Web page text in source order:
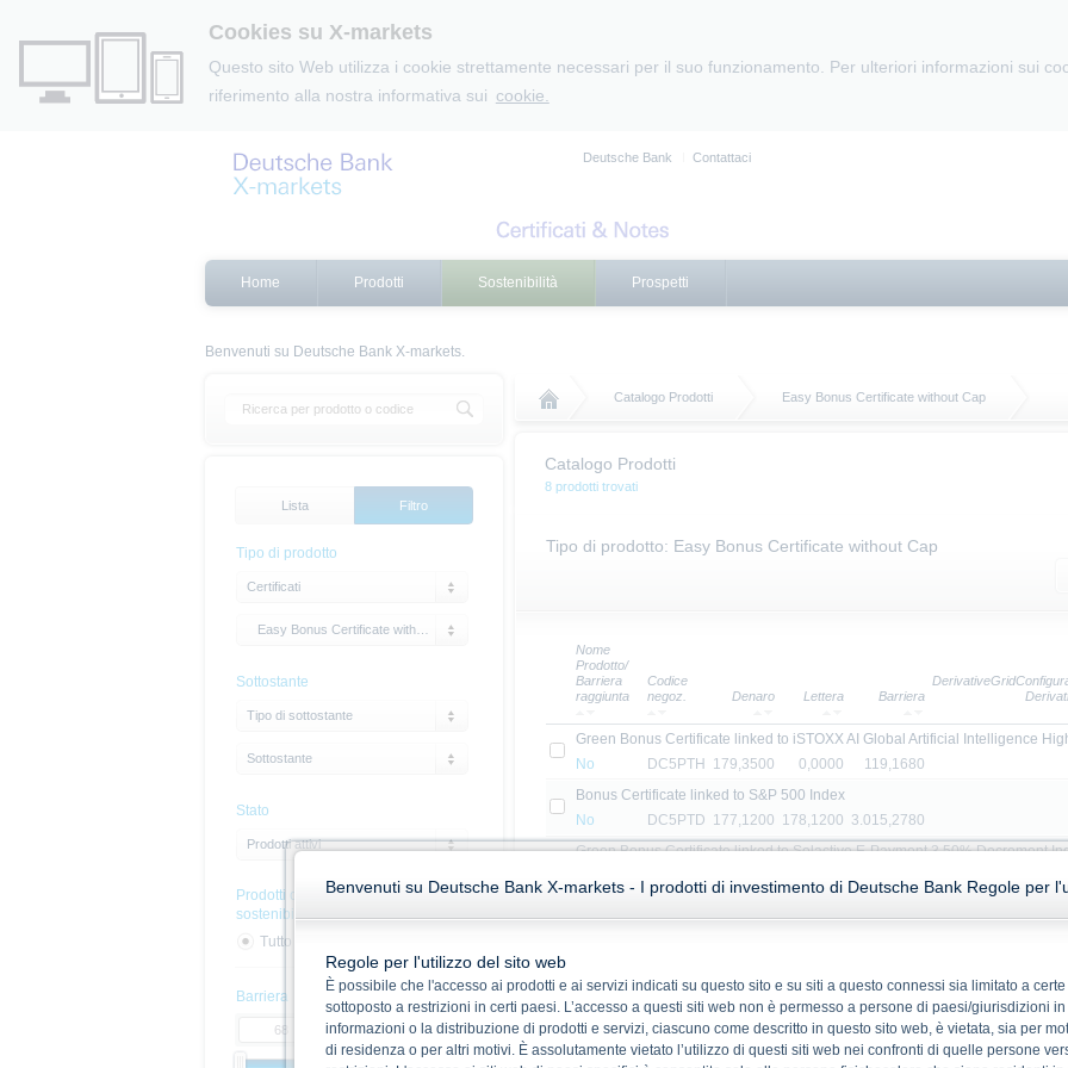
Cookies su X-markets
Questo sito Web utilizza i cookie strettamente necessari per il suo funzionamento. Per ulteriori informazioni sui
riferimento alla nostra informativa sui cookie.
Deutsche Bank Contattaci
Home Prodotti Sostenibilità Prospetti
Benvenuti su Deutsche Bank X-markets.
Catalogo Prodotti Easy Bonus Certificate without Cap
Catalogo Prodotti
8 prodotti trovati
Tipo di prodotto: Easy Bonus Certificate without Cap
Nome
Prodotto/
Barriera
raggiunta
Codice
negoz.
Denaro Lettera Barriera
Green Bonus Certificate linked to iSTOXX AI Global Artificial Intelligence
No
DC5PTH 179,3500 0,0000 119,1680
Bonus Certificate linked to S&P 500 Index
No
DC5PTD 177,1200 178,1200 3.015,2780
Green Bonus Certificate linked to Solactive E-Payment 3.50% Decrement
Green Conditional Capital Protected Certificate linked to MSCI World ESG
No
DB2D21 189,4200 0,0000 70,0000
Bonus Certificate linked to CSI Smallcap 500 Index
No
DB2TZP 150,9400 151,9400 4.201,3647
Lista Filtro
Tipo di prodotto
Certificati
Sottostante
Tipo di sottostante
Sottostante
Stato
Prodotti attivi
Prodotti con caratteristiche di
sostenibilità
Tutto
Barriera
Benvenuti su Deutsche Bank X-markets - I prodotti di investimento di Deutsche Bank Regole per
Regole per l'utilizzo del sito web
È possibile che l'accesso ai prodotti e ai servizi indicati su questo sito e su siti a questo connessi sia limitato a
sottoposto a restrizioni in certi paesi. L’accesso a questi siti web non è permesso a persone di paesi/giurisdizioni
informazioni o la distribuzione di prodotti e servizi, ciascuno come descritto in questo sito web, è vietata, sia per
di residenza o per altri motivi. È assolutamente vietato l’utilizzo di questi siti web nei confronti di quelle persone